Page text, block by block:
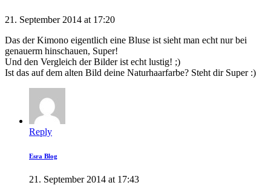
21. September 2014 at 17:20
Das der Kimono eigentlich eine Bluse ist sieht man echt nur bei
genauerm hinschauen, Super!
Und den Vergleich der Bilder ist echt lustig! ;)
Ist das auf dem alten Bild deine Naturhaarfarbe? Steht dir Super :)
Reply
Esra Blog
21. September 2014 at 17:43